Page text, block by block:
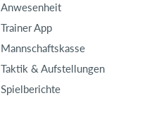
Anwesenheit
Trainer App
Mannschaftskasse
Taktik & Aufstellungen
Spielberichte